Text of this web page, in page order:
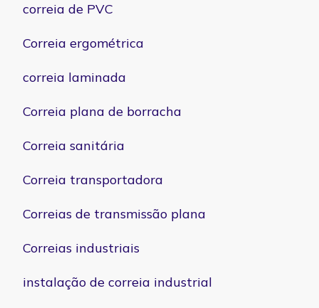
correia de PVC
Correia ergométrica
correia laminada
Correia plana de borracha
Correia sanitária
Correia transportadora
Correias de transmissão plana
Correias industriais
instalação de correia industrial